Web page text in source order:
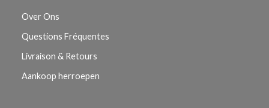
Over Ons
Questions Fréquentes
Livraison & Retours
Aankoop herroepen